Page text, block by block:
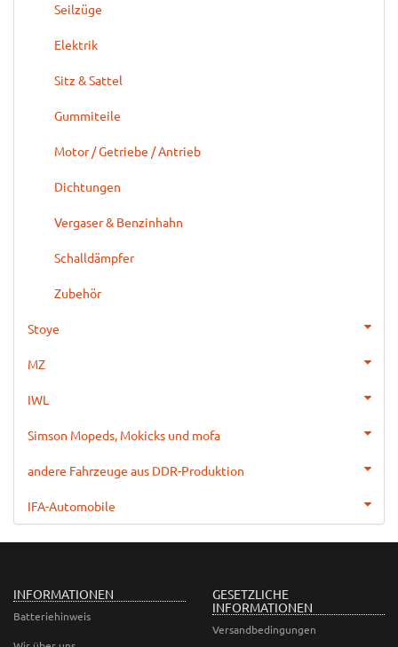
Seilzüge
Elektrik
Sitz & Sattel
Gummiteile
Motor / Getriebe / Antrieb
Dichtungen
Vergaser & Benzinhahn
Schalldämpfer
Zubehör
Stoye
MZ
IWL
Simson Mopeds, Mokicks und mofa
andere Fahrzeuge aus DDR-Produktion
IFA-Automobile
INFORMATIONEN
Batteriehinweis
GESETZLICHE
INFORMATIONEN
Versandbedingungen